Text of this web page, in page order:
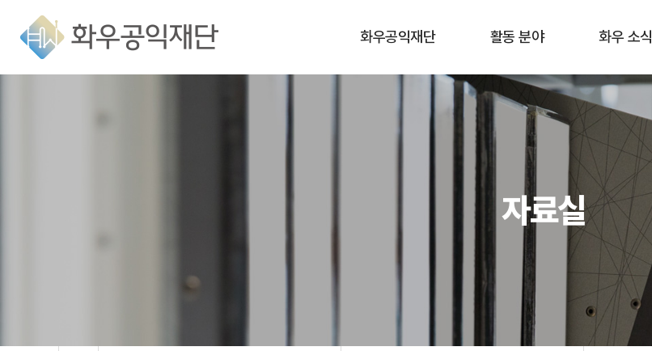
화우공익재단
구성원
활동 분야
홈리스
이주민 · 난민
청소년 교육
학술 연구
환경 · 보건
한센 인권
화우 소식
공지사항
최근 활동
뉴스레터
언론보도
재정보고
자료실